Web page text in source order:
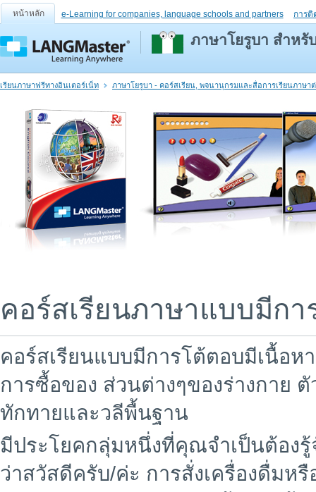
หน้าหลัก e-Learning for companies, language schools and partners การติ
ภาษาโยรูบา สำหรั
เรียนภาษาฟรีทางอินเตอร์เน็ท ภาษาโยรูบา - คอร์สเรียน, พจนานุกรมและสื่อการเรียนภาษา
คอร์สเรียนภาษาแบบมีกา
คอร์สเรียนแบบมีการโต้ตอบมีเนื้อ
การซื้อของ ส่วนต่างๆของร่างกาย
ทักทายและวลีพื้นฐาน
มีประโยคกลุ่มหนึ่งที่คุณจำเป็นต้อง
ว่าสวัสดีครับ/ค่ะ การสั่งเครื่องดื่มห